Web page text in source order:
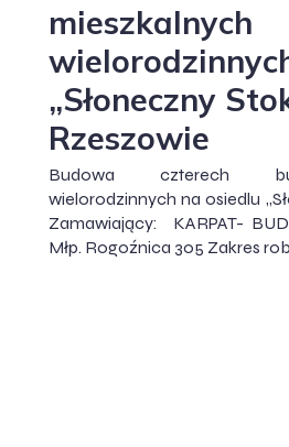
mieszkalnych
„Słoneczny
Rzeszowie
Budowa czterech
wielorodzinnych na osiedlu
Zamawiający: KARPAT-
Młp. Rogoźnica 305 Zakres